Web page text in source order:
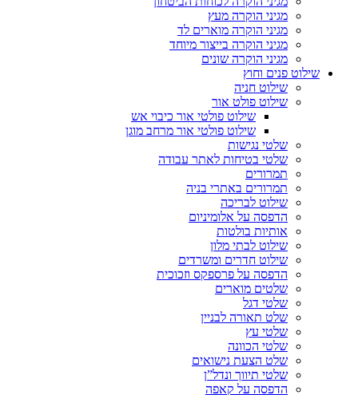
מגיני הוקרה מעץ
מגיני הוקרה מוארים לד
מגיני הוקרה בייצור מיוחד
מגיני הוקרה שונים
שילוט פנים וחוץ
שילוט חניה
שילוט פולט אור
שילוט פולטי אור כיבוי אש
שילוט פולטי אור מרחב מוגן
שלטי נגישות
שלטי בטיחות לאתר עבודה
תמרורים
תמרורים באתרי בניה
שילוט לבריכה
הדפסה על אלומיניום
אותיות בולטות
שילוט לבתי מלון
שילוט חדרים ומשרדים
הדפסה על פרספקס וזכוכית
שלטים מוארים
שלטי דגל
שלט תאורה לבניין
שלטי עץ
שלטי הכוונה
שלט הצעת נישואים
שלטי תיווך ונדל”ן
הדפסה על קאפה